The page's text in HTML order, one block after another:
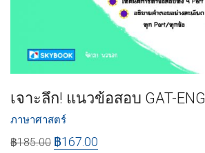
เจาะลึก! แนวข้อสอบ GAT-ENG
ภาษาศาสตร์
฿185.00 ฿167.00